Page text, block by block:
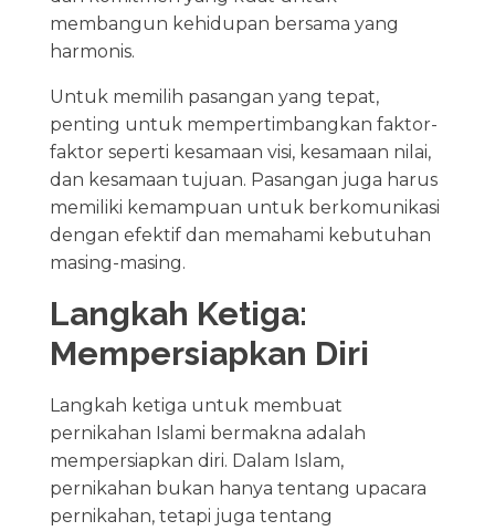
membangun kehidupan bersama yang
harmonis.
Untuk memilih pasangan yang tepat,
penting untuk mempertimbangkan faktor-
faktor seperti kesamaan visi, kesamaan nilai,
dan kesamaan tujuan. Pasangan juga harus
memiliki kemampuan untuk berkomunikasi
dengan efektif dan memahami kebutuhan
masing-masing.
Langkah Ketiga:
Mempersiapkan Diri
Langkah ketiga untuk membuat
pernikahan Islami bermakna adalah
mempersiapkan diri. Dalam Islam,
pernikahan bukan hanya tentang upacara
pernikahan, tetapi juga tentang